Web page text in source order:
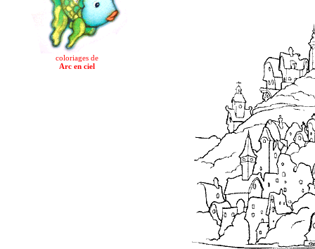
coloriages de
Arc en ciel